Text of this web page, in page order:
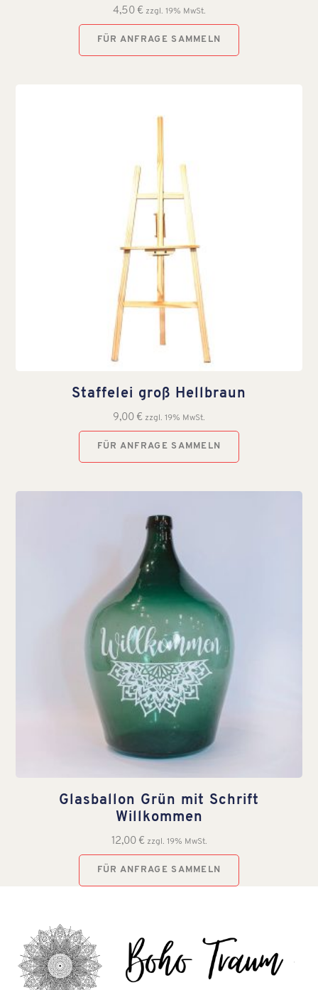
4,50 € zzgl. 19% MwSt.
FÜR ANFRAGE SAMMELN
Staffelei groß Hellbraun
9,00 € zzgl. 19% MwSt.
FÜR ANFRAGE SAMMELN
Glasballon Grün mit Schrift
Willkommen
12,00 € zzgl. 19% MwSt.
FÜR ANFRAGE SAMMELN